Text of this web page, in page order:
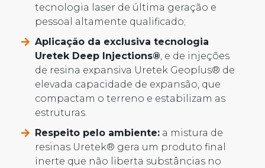
tecnologia laser de última geração e
pessoal altamente qualificado;
Aplicação da exclusiva tecnologia
Uretek Deep Injections®, e de injeções
de resina expansiva Uretek Geoplus® de
elevada capacidade de expansão, que
compactam o terreno e estabilizam as
estruturas.
Respeito pelo ambiente: a mistura de
resinas Uretek® gera um produto final
inerte que não liberta substâncias no